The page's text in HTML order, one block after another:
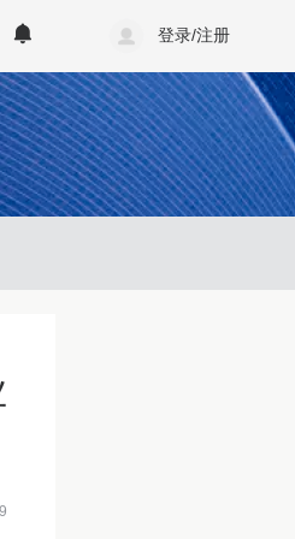
登录/注册